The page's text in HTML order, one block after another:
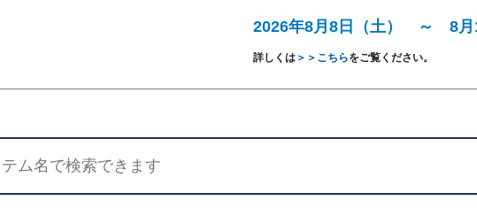
2026年8月8日（土） ～ 8月
詳しくは＞＞こちらをご覧ください。